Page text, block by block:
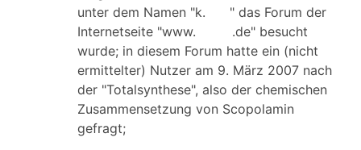
unter dem Namen "k. " das Forum der
Internetseite "www. .de" besucht
wurde; in diesem Forum hatte ein (nicht
ermittelter) Nutzer am 9. März 2007 nach
der "Totalsynthese", also der chemischen
Zusammensetzung von Scopolamin
gefragt;